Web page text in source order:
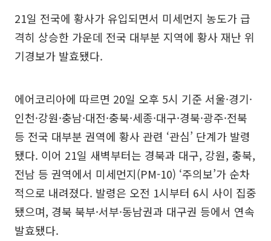
21일 전국에 황사가 유입되면서 미세먼지 농도가 급
격히 상승한 가운데 전국 대부분 지역에 황사 재난 위
기경보가 발효됐다.
에어코리아에 따르면 20일 오후 5시 기준 서울·경기·
인천·강원·충남·대전·충북·세종·대구·경북·광주·전북
등 전국 대부분 권역에 황사 관련 ‘관심’ 단계가 발령
됐다. 이어 21일 새벽부터는 경북과 대구, 강원, 충북,
전남 등 권역에서 미세먼지(PM-10) ‘주의보’가 순차
적으로 내려졌다. 발령은 오전 1시부터 6시 사이 집중
됐으며, 경북 북부·서부·동남권과 대구권 등에서 연속
발효됐다.